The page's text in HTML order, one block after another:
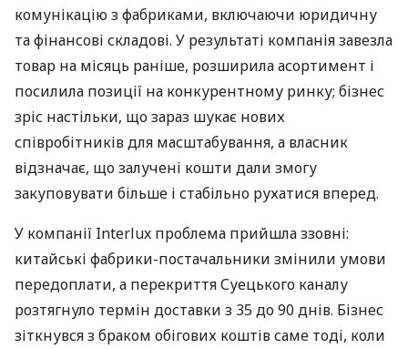
комунікацію з фабриками, включаючи юридичну
та фінансові складові. У результаті компанія завезла
товар на місяць раніше, розширила асортимент і
посилила позиції на конкурентному ринку; бізнес
зріс настільки, що зараз шукає нових
співробітників для масштабування, а власник
відзначає, що залучені кошти дали змогу
закуповувати більше і стабільно рухатися вперед.
У компанії Interlux проблема прийшла ззовні:
китайські фабрики-постачальники змінили умови
передоплати, а перекриття Суецького каналу
розтягнуло термін доставки з 35 до 90 днів. Бізнес
зіткнувся з браком обігових коштів саме тоді, коли